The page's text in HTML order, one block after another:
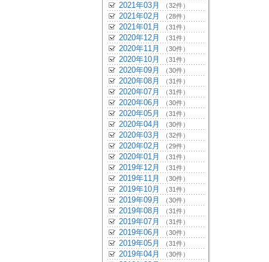
2021年03月 （32件）
2021年02月 （28件）
2021年01月 （31件）
2020年12月 （31件）
2020年11月 （30件）
2020年10月 （31件）
2020年09月 （30件）
2020年08月 （31件）
2020年07月 （31件）
2020年06月 （30件）
2020年05月 （31件）
2020年04月 （30件）
2020年03月 （32件）
2020年02月 （29件）
2020年01月 （31件）
2019年12月 （31件）
2019年11月 （30件）
2019年10月 （31件）
2019年09月 （30件）
2019年08月 （31件）
2019年07月 （31件）
2019年06月 （30件）
2019年05月 （31件）
2019年04月 （30件）